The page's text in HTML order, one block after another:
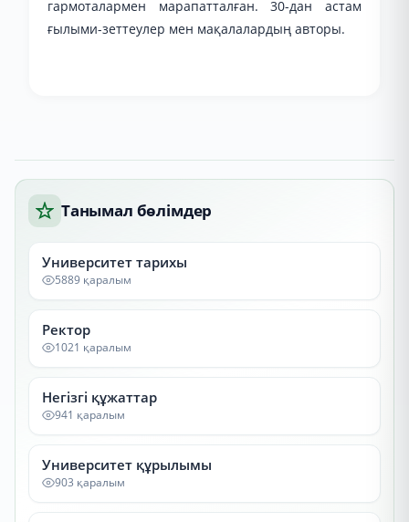
гармоталармен марапатталған. 30-дан астам
ғылыми-зеттеулер мен мақалалардың авторы.
Танымал бөлімдер
Университет тарихы
5889 қаралым
Ректор
1021 қаралым
Негізгі құжаттар
941 қаралым
Университет құрылымы
903 қаралым